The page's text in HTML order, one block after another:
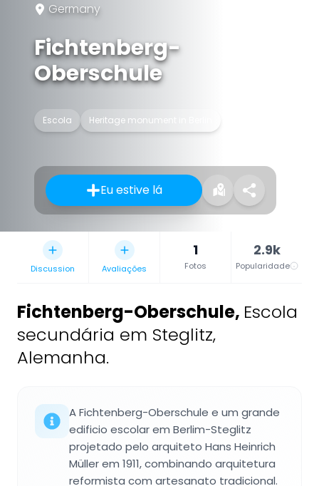
Germany
Fichtenberg-
Oberschule
Escola Heritage monument in Berlin
Eu estive lá
Discussion Avaliações
1
Fotos
2.9k
Popularidade
Fichtenberg-Oberschule, Escola
secundária em Steglitz,
Alemanha.
A Fichtenberg-Oberschule e um grande
edificio escolar em Berlim-Steglitz
projetado pelo arquiteto Hans Heinrich
Müller em 1911, combinando arquitetura
reformista com artesanato tradicional.